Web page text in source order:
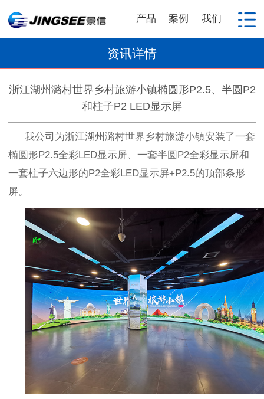
产品 案例 我们
资讯详情
浙江湖州潞村世界乡村旅游小镇椭圆形P2.5、半圆P2
和柱子P2 LED显示屏
我公司为浙江湖州潞村世界乡村旅游小镇安装了一套
椭圆形P2.5全彩LED显示屏、一套半圆 P2全彩显示屏和
一套柱子六边形的P2全彩LED显示屏+P2.5的顶部条形
屏。